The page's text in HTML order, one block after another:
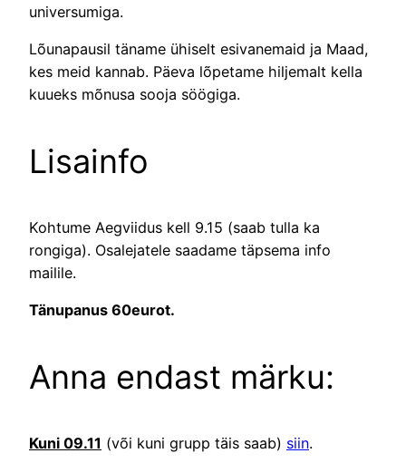
universumiga.
Lõunapausil täname ühiselt esivanemaid ja Maad,
kes meid kannab. Päeva lõpetame hiljemalt kella
kuueks mõnusa sooja söögiga.
Lisainfo
Kohtume Aegviidus kell 9.15 (saab tulla ka
rongiga). Osalejatele saadame täpsema info
mailile.
Tänupanus 60eurot.
Anna endast märku:
Kuni 09.11 (või kuni grupp täis saab) siin.